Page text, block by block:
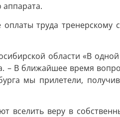
труда
области «В
– В ближайшее время
мы прилетели,
вселить веру в